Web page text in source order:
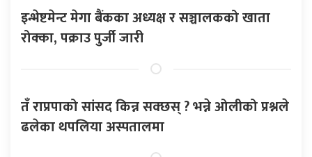
इन्भेष्टमेन्ट मेगा बैंकका अध्यक्ष र सञ्चालकको खाता
रोक्का, पक्राउ पुर्जी जारी
तँ राप्रपाको सांसद किन्न सक्छस् ? भन्ने ओलीको प्रश्नले
ढलेका थपलिया अस्पतालमा